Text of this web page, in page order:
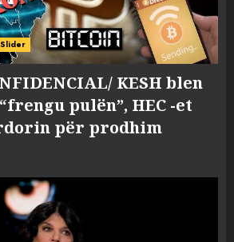
Slider
KESH blen
pulën”, HEC -et
për prodhim